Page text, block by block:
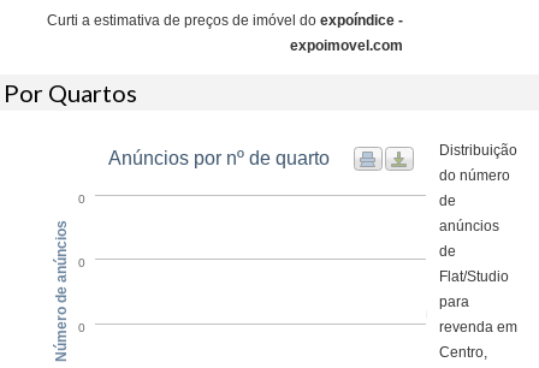
Curti a estimativa de preços de imóvel do expoíndice -
expoimovel.com
Por Quartos
Anúncios por nº de quarto
0
0
0
Número de anúncios
Distribuição
do número
de
anúncios
de
Flat/Studio
para
revenda em
Centro,